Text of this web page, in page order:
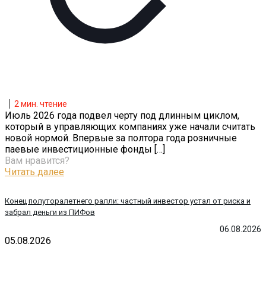
06.08.2026
Конец полуторалетнего ралли: частный инвестор устал от риска и
забрал деньги из ПИФов
2 мин. чтение
Июль 2026 года подвел черту под длинным циклом,
который в управляющих компаниях уже начали считать
новой нормой. Впервые за полтора года розничные
паевые инвестиционные фонды […]
Вам нравится?
Читать далее
05.08.2026